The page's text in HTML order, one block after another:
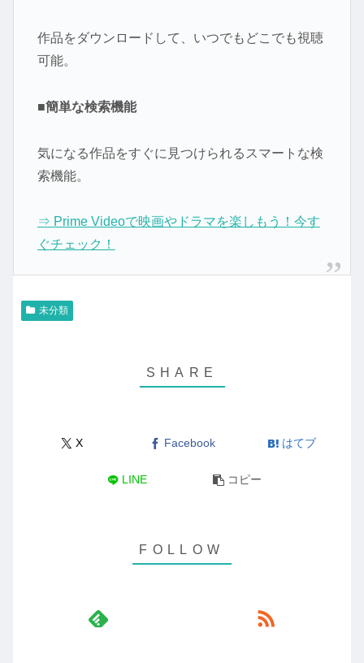
作品をダウンロードして、いつでもどこでも視聴
可能。
■簡単な検索機能
気になる作品をすぐに見つけられるスマートな検
索機能。
⇒ Prime Videoで映画やドラマを楽しもう！今す
ぐチェック！
未分類
X Facebook はてブ
LINE コピー